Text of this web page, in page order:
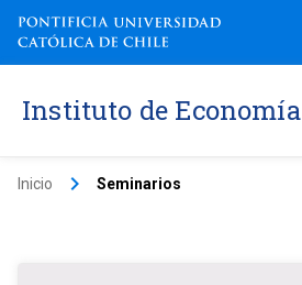
Instituto de Economía
Inicio keyboard_arrow_right Seminarios